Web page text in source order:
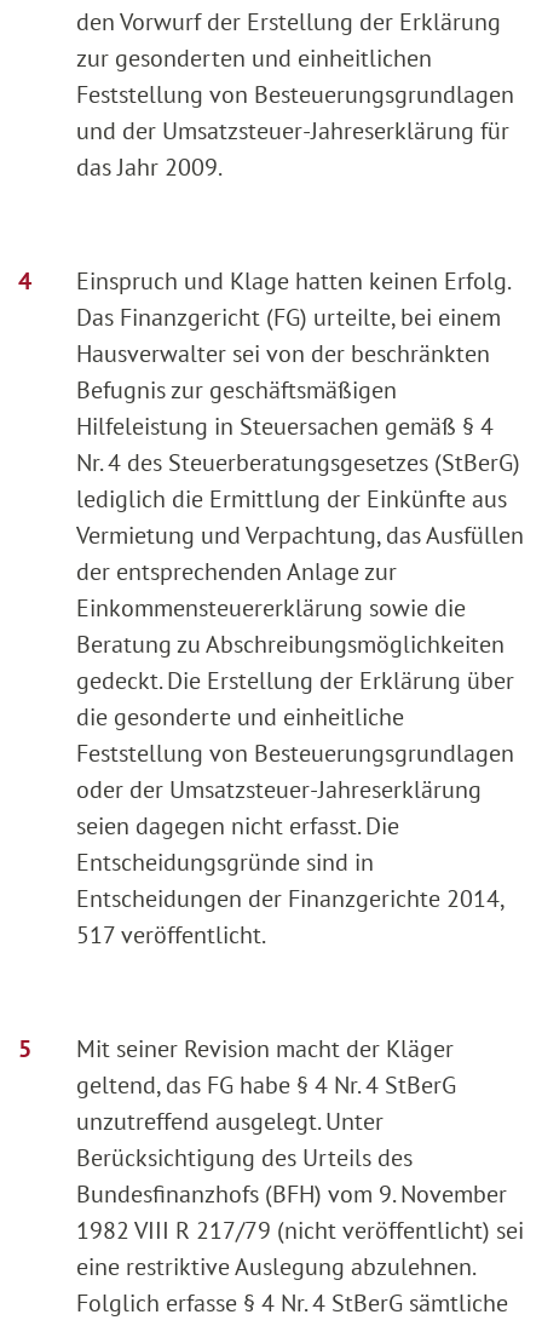
den Vorwurf der Erstellung der Erklärung
zur gesonderten und einheitlichen
Feststellung von Besteuerungsgrundlagen
und der Umsatzsteuer-Jahreserklärung für
das Jahr 2009.
Einspruch und Klage hatten keinen Erfolg.
Das Finanzgericht (FG) urteilte, bei einem
Hausverwalter sei von der beschränkten
Befugnis zur geschäftsmäßigen
Hilfeleistung in Steuersachen gemäß § 4
Nr. 4 des Steuerberatungsgesetzes (StBerG)
lediglich die Ermittlung der Einkünfte aus
Vermietung und Verpachtung, das Ausfüllen
der entsprechenden Anlage zur
Einkommensteuererklärung sowie die
Beratung zu Abschreibungsmöglichkeiten
gedeckt. Die Erstellung der Erklärung über
die gesonderte und einheitliche
Feststellung von Besteuerungsgrundlagen
oder der Umsatzsteuer-Jahreserklärung
seien dagegen nicht erfasst. Die
Entscheidungsgründe sind in
Entscheidungen der Finanzgerichte 2014,
517 veröffentlicht.
Mit seiner Revision macht der Kläger
geltend, das FG habe § 4 Nr. 4 StBerG
unzutreffend ausgelegt. Unter
Berücksichtigung des Urteils des
Bundesfinanzhofs (BFH) vom 9. November
1982 VIII R 217/79 (nicht veröffentlicht) sei
eine restriktive Auslegung abzulehnen.
Folglich erfasse § 4 Nr. 4 StBerG sämtliche